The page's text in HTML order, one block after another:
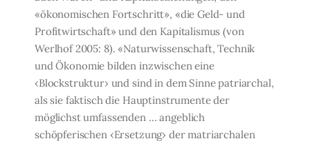
«ökonomischen Fortschritt», «die Geld- und
Profitwirtschaft» und den Kapita­lismus (von
Werlhof 2005: 8). «Naturwissenschaft, Technik
und Ökonomie bilden in­zwischen eine
‹Blockstruktur› und sind in dem Sinne patriarchal,
als sie faktisch die Hauptinstrumente der
möglichst umfassenden … angeblich
schöpferischen ‹Ersetzung› der matriarchalen